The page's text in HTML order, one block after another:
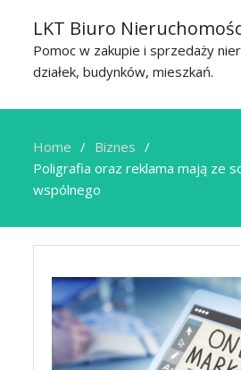
LKT Biuro
Pomoc w zakupie i sprzedaży
działek, budynków, mieszkań.
Home
Biznes
Poligrafia oraz reklama mają ze
wspólnego